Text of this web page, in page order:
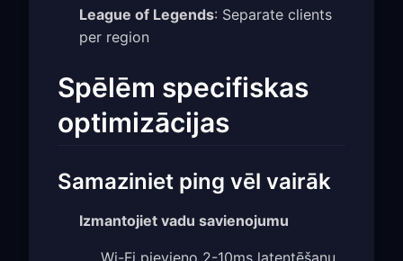
League of Legends: Separate clients
per region
Spēlēm specifiskas
optimizācijas
Samaziniet ping vēl vairāk
Izmantojiet vadu savienojumu
Wi-Fi pievieno 2-10ms latentēšanu